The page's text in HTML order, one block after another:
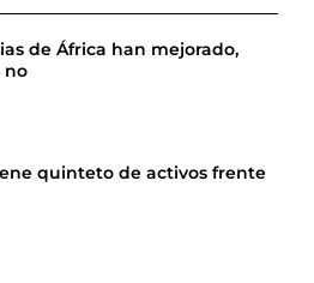
de África han mejorado,
no
quinteto de activos frente